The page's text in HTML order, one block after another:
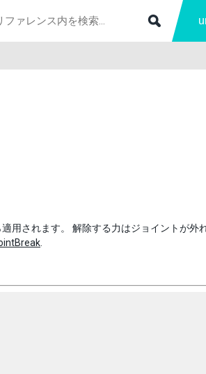
用されます。 解除する力はジョイントが外